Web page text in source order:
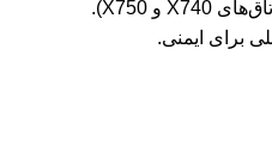
برای ایمنی.